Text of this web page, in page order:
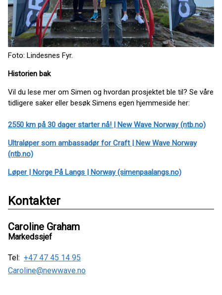
Foto: Lindesnes Fyr.
Historien bak
Vil du lese mer om Simen og hvordan prosjektet ble til? Se våre
tidligere saker eller besøk Simens egen hjemmeside her:
2550 km på 30 dager starter nå! | New Wave Norway (ntb.no)
Ultraløper som ambassadør for Craft | New Wave Norway
(ntb.no)
Løper | Norge På Langs | Norway (simenpaalangs.no)
Kontakter
Caroline Graham
Markedssjef
Tel: +47 47 45 14 95
Caroline@newwave.no